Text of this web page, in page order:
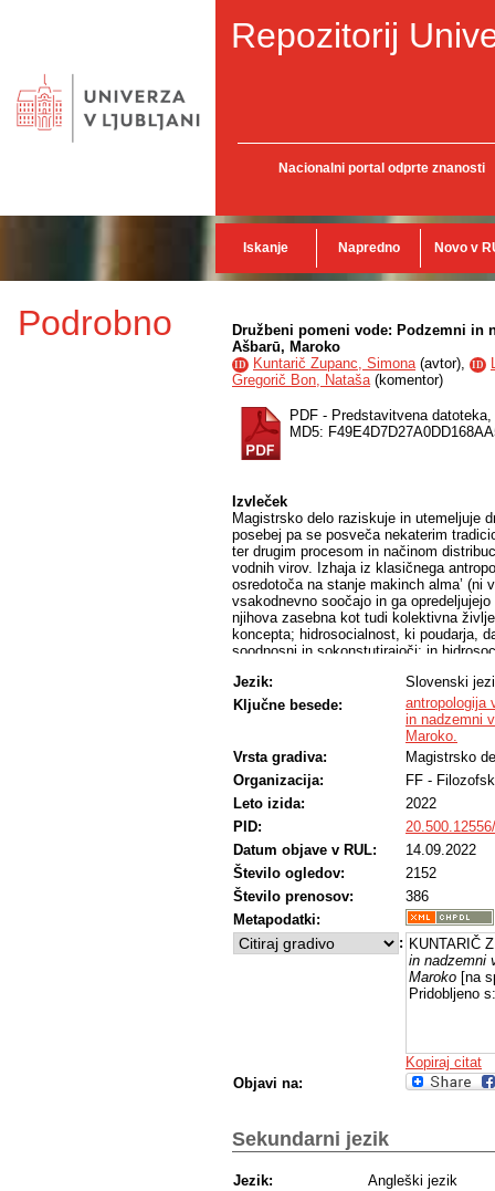
Repozitorij
Nacionalni portal odprte znanosti
Iskanje Napredno Novo v
Podrobno
Družbeni pomeni vode: Podzemni
Ašbarū, Maroko
ID Kuntarič Zupanc, Simona(avtor), ID
Gregorič Bon, Nataša(komentor)
PDF - Predstavitvena datoteka,
MD5:
Izvleček
Magistrsko delo raziskuje in utemeljuje
posebej pa se posveča nekaterim
ter drugim procesom in načinom
vodnih virov. Izhaja iz klasičnega
osredotoča na stanje makinch alma’ (ni
vsakodnevno soočajo in ga
njihova zasebna kot tudi kolektivna
koncepta; hidrosocialnost, ki poudarja,
soodnosni in sokonstutirajoči; in
pridobljenega z metodo opazovanja z
družbene vidike in pomene podzemnih
sisteme sorodstva, dedovanja zemlje,
ureditev za distribucijo vode,
in časovne dimenzije vode. Delo
poti neodtujljivi del in temeljna vitalnost
pomanjkanje vode v omenjenih
makinch alma’ (ni vode) naznanja
transnacionalnih korporacij, ki
hidroorientalizmov, znale botrovati še
virov in s tem prinesti negativne
Jezik:
Slovenski
Ključne besede:
antropologija
in nadzemni
Maroko.
Vrsta gradiva:
Magistrsko
Organizacija:
FF -
Leto izida:
2022
PID:
Datum objave v RUL:
14.09.2022
Število ogledov:
2152
Število prenosov:
386
Metapodatki:
: KUNTARIČ
in nadzemni
Maroko [na
Pridobljeno
Kopiraj citat
Objavi na:
Sekundarni jezik
Jezik:
Angleški jezik